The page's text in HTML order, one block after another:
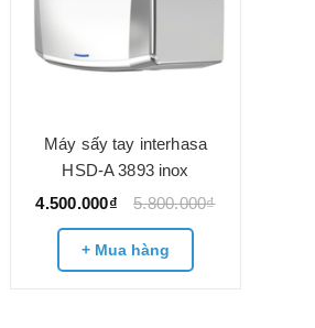
Máy sấy tay interhasa
HSD-A 3893 inox
4.500.000₫
5.800.000₫
+ Mua hàng